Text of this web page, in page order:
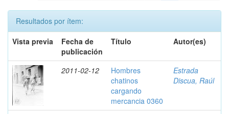
Resultados por ítem:
Vista previa
Fecha de
publicación
Título Autor(es)
2011-02-12
Hombres
chatinos
cargando
mercancia 0360
Estrada
Discua, Raúl